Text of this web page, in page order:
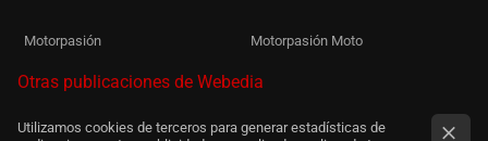
Motorpasión Motorpasión Moto
Otras publicaciones de Webedia
Utilizamos cookies de terceros para generar estadísticas de